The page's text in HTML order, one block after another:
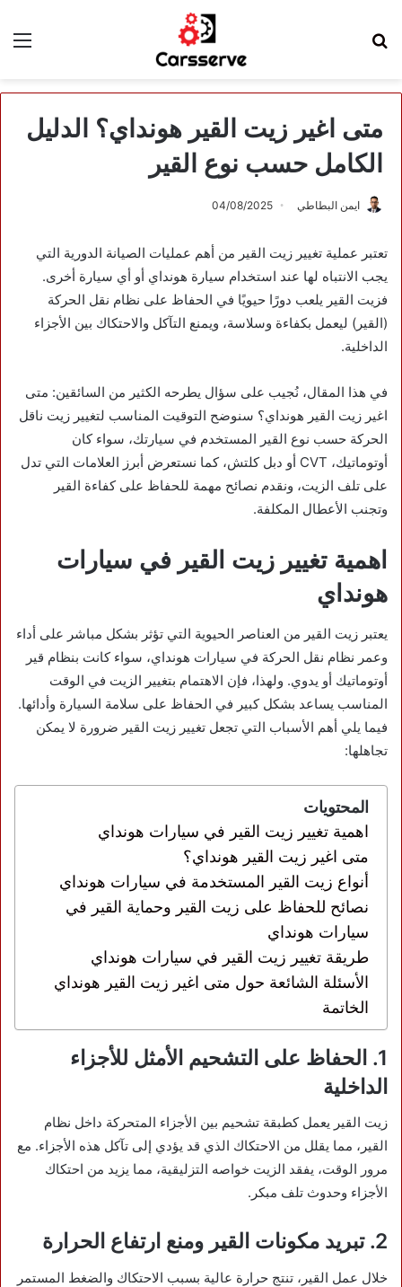
متى اغير زيت القير هونداي؟ الدليل
الكامل حسب نوع القير
ايمن البطاطي 04/08/2025
تعتبر عملية تغيير زيت القير من أهم عمليات الصيانة الدورية التي
يجب الانتباه لها عند استخدام سيارة هونداي أو أي سيارة أخرى.
فزيت القير يلعب دورًا حيويًا في الحفاظ على نظام نقل الحركة
(القير) ليعمل بكفاءة وسلاسة، ويمنع التآكل والاحتكاك بين الأجزاء
الداخلية.
في هذا المقال، نُجيب على سؤال يطرحه الكثير من السائقين: متى
اغير زيت القير هونداي؟ سنوضح التوقيت المناسب لتغيير زيت ناقل
الحركة حسب نوع القير المستخدم في سيارتك، سواء كان
أوتوماتيك، CVT أو دبل كلتش، كما نستعرض أبرز العلامات التي تدل
على تلف الزيت، ونقدم نصائح مهمة للحفاظ على كفاءة القير
وتجنب الأعطال المكلفة.
اهمية تغيير زيت القير في سيارات
هونداي
يعتبر زيت القير من العناصر الحيوية التي تؤثر بشكل مباشر على أداء
وعمر نظام نقل الحركة في سيارات هونداي، سواء كانت بنظام قير
أوتوماتيك أو يدوي. ولهذا، فإن الاهتمام بتغيير الزيت في الوقت
المناسب يساعد بشكل كبير في الحفاظ على سلامة السيارة وأدائها.
فيما يلي أهم الأسباب التي تجعل تغيير زيت القير ضرورة لا يمكن
تجاهلها:
المحتويات
اهمية تغيير زيت القير في سيارات هونداي
متى اغير زيت القير هونداي؟
أنواع زيت القير المستخدمة في سيارات هونداي
نصائح للحفاظ على زيت القير وحماية القير في
سيارات هونداي
طريقة تغيير زيت القير في سيارات هونداي
الأسئلة الشائعة حول متى اغير زيت القير هونداي
الخاتمة
1. الحفاظ على التشحيم الأمثل للأجزاء
الداخلية
زيت القير يعمل كطبقة تشحيم بين الأجزاء المتحركة داخل نظام
القير، مما يقلل من الاحتكاك الذي قد يؤدي إلى تآكل هذه الأجزاء. مع
مرور الوقت، يفقد الزيت خواصه التزليقية، مما يزيد من احتكاك
الأجزاء وحدوث تلف مبكر.
2. تبريد مكونات القير ومنع ارتفاع الحرارة
خلال عمل القير، تنتج حرارة عالية بسبب الاحتكاك والضغط المستمر